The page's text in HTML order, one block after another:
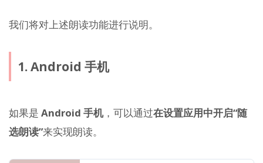
我们将对上述朗读功能进行说明。
1. Android 手机
如果是 Android 手机，可以通过在设置应用中开启“随
选朗读”来实现朗读。